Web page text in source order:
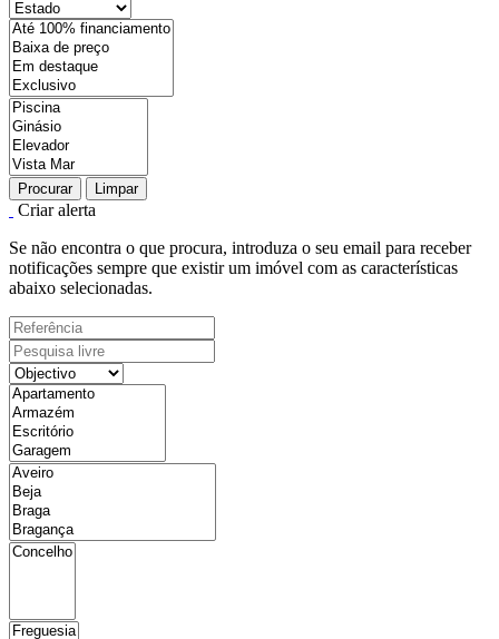
Procurar Limpar
Criar alerta
Se não encontra o que procura, introduza o seu email para receber
notificações sempre que existir um imóvel com as características
abaixo selecionadas.